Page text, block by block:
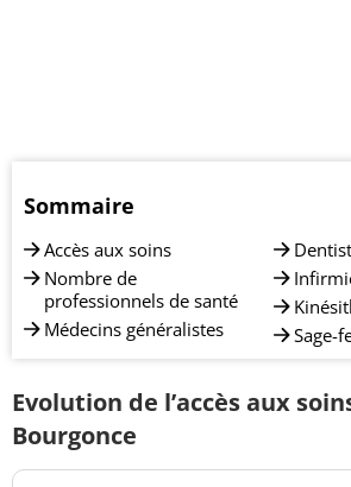
Sommaire
Accès aux soins
Nombre de
professionnels de santé
Médecins généralistes
Sage-
Evolution de l’accès aux
Bourgonce